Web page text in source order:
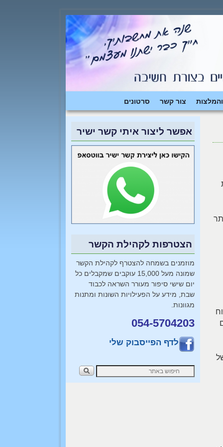
צור קשר סרטונים
אפשר ליצור איתי קשר ישיר
הצטרפות לקהילת הקשר
מוזמנים בשמחה להצטרף לקהילת הקשר
שמונה מעל 15,000 עוקבים שמקבלים כל
יום שישי סיפור מעורר השראה לכבוד
שבת, מידע על הפעילויות השונות ומתנות
מגוונות.
054-5704203
לדף הפייסבוק שלי